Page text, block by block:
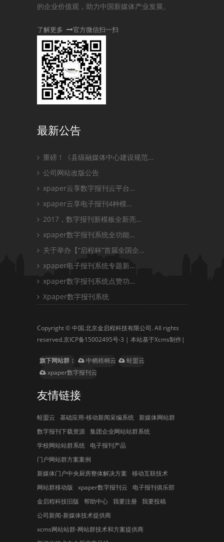
的企业价值观，助力中国新媒体产业发展。
了解更多 官方微信扫一扫
最新公告
重磅！《县级融媒体中心建设规范…
公司网站改版公告
xpaper云享数字报刊云平台…
xpaper云享电子报刊4种模…
2017，数字报刊新模板全新亮…
xpaper数字报刊系统全功能…
关于举办【“启程杯”首届全国企…
xpaper电子报刊系统专题新…
xpaper数字报刊系统点赞功…
Xpaper数字报刊系统
Copyright © 中国.北京金启程科技有限公司. All rights
reserved.京ICP备15002495号-3 | 本站基于Xcms制作|
旗下网站群： 中栖梧桐云
蛙盟云
xpaper数字报刊云
友情链接
蛙盟云 基础应用-移动新闻采编系统
新媒体网站群
数字报刊下载资源 集团企业网站站群系统
学校网站站群系统
电子报刊产品
门户网站群方案案例
新媒体门户中央厨房整体解决方案
移动互联技术
网站群移动版
xpaper数字报刊云
电子报刊俱乐部
金启程科技旧版
帮助中心 我要注册 我要投稿
公司新闻-新媒体技术提供商
xcms网站站群-网站群技术和方案提供商